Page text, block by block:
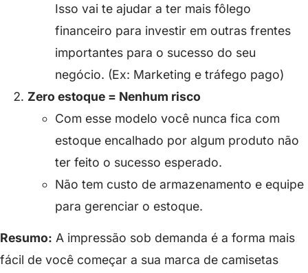
Isso vai te ajudar a ter mais fôlego
financeiro para investir em outras frentes
importantes para o sucesso do seu
negócio. (Ex: Marketing e tráfego pago)
Zero estoque = Nenhum risco
Com esse modelo você nunca fica com
estoque encalhado por algum produto não
ter feito o sucesso esperado.
Não tem custo de armazenamento e equipe
para gerenciar o estoque.
Resumo: A impressão sob demanda é a forma mais
fácil de você começar a sua marca de camisetas